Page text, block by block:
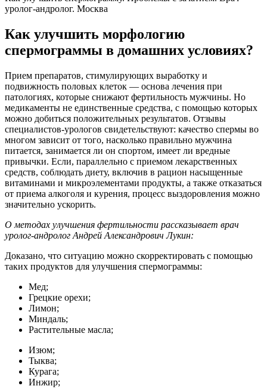
уролог-андролог. Москва
Как улучшить морфологию
спермограммы в домашних условиях?
Прием препаратов, стимулирующих выработку и
подвижность половых клеток — основа лечения при
патологиях, которые снижают фертильность мужчины. Но
медикаменты не единственные средства, с помощью которых
можно добиться положительных результатов. Отзывы
специалистов-урологов свидетельствуют: качество спермы во
многом зависит от того, насколько правильно мужчина
питается, занимается ли он спортом, имеет ли вредные
привычки. Если, параллельно с приемом лекарственных
средств, соблюдать диету, включив в рацион насыщенные
витаминами и микроэлементами продукты, а также отказаться
от приема алкоголя и курения, процесс выздоровления можно
значительно ускорить.
О методах улучшения фертильности рассказывает врач
уролог-андролог Андрей Александрович Лукин:
Доказано, что ситуацию можно скорректировать с помощью
таких продуктов для улучшения спермограммы:
Мед;
Грецкие орехи;
Лимон;
Миндаль;
Растительные масла;
Изюм;
Тыква;
Курага;
Инжир;